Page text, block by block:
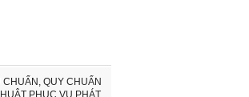
CHUẨN, QUY CHUẨN
PHỤC VỤ PHÁT